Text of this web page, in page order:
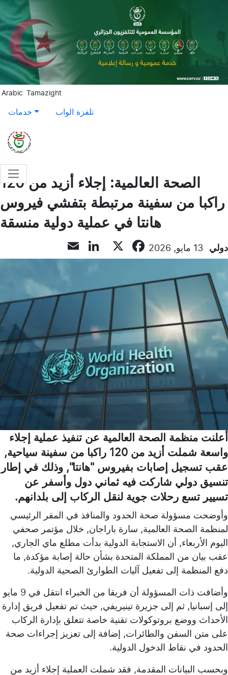
Aller au contenu principal
Arabic Tamazight
خدمات تلفزة الواب
الصحة العالمية: إجلاء أزيد من 120
راكبا من سفينة مرتبطة بتفشي فيروس
هانتا في عملية دولية منسقة
دولي 13 مايو, 2026 Facebook
LinkedIn
أعلنت منظمة الصحة العالمية عن تنفيذ عملية إجلاء
واسعة شملت أزيد من 120 راكبا من سفينة سياحية,
عقب تسجيل إصابات بفيروس "هانتا", وذلك في إطار
تنسيق دولي شاركت فيه ثماني دول وأسفر عن
تسيير تسع رحلات جوية لنقل الركاب إلى بلدانهم.
وأوضحت مسؤولة صحة الحدود والمنافذ في المقر الرئيسي
لمنظمة الصحة العالمية, سارة باراجان, خلال مؤتمر صحفي
اليوم الأربعاء, أن الاستجابة الدولية بدأت مطلع ماي الجاري,
عقب بيان من المملكة المتحدة بشأن حالة إصابة مؤكدة, ما
دفع المنظمة إلى تفعيل آليات الطوارئ الصحية الدولية.
وأضافت ذات المسؤولة أن فريقا من الخبراء انتقل في 9 مايو
إلى إسبانيا, ثم إلى جزيرة تينيريفي, حيث تم تفعيل فريق إدارة
الأحداث ووضع بروتوكولات تقنية خاصة تتعلق بإدارة الركاب
على متن السفن والطائرات, إضافة إلى تعزيز إجراءات صحة
الحدود في نقاط الدخول الدولية.
وبحسب البيانات المقدمة, فقد شملت العملية إجلاء أزيد من